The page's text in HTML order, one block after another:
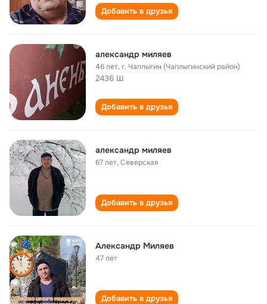
Добавить в друзья
александр миляев
46 лет,г. Чаплыгин (Чаплыгинский район)
2436 Ш
Добавить в друзья
александр миляев
67 лет,Северская
Добавить в друзья
Александр Миляев
47 лет
Добавить в друзья